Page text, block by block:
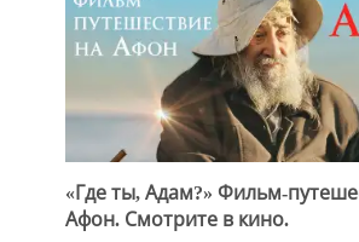
«Где ты, Адам?» Фильм-
Афон. Смотрите в кино.